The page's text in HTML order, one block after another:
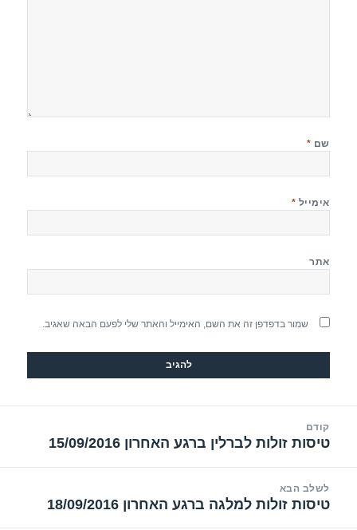
שם *
אימייל *
אתר
שמור בדפדפן זה את השם, האימייל והאתר שלי לפעם הבאה שאגיב.
קודם
הפוסט
טיסות זולות לברלין ברגע האחרון 15/09/2016
לשלב הבא
הפוסט
טיסות זולות למלגה ברגע האחרון 18/09/2016